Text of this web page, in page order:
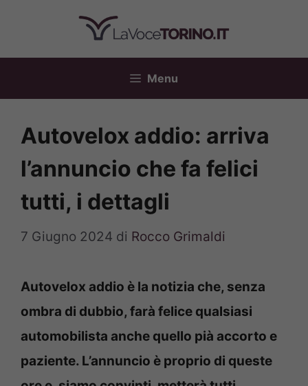
contenuto
Menu
Autovelox addio: arriva
l’annuncio che fa felici
tutti, i dettagli
7 Giugno 2024 di Rocco Grimaldi
Autovelox addio è la notizia che, senza
ombra di dubbio, farà felice qualsiasi
automobilista anche quello pià accorto e
paziente. L’annuncio è proprio di queste